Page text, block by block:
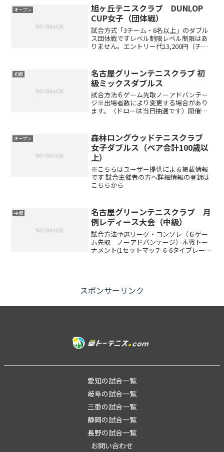
アド）（大会主催者側の判断で大会方法
の変更をする場合があります...
オープン
旭ヶ丘テニスクラブ DUNLOP
CUP女子（団体戦）
試合方式「3チーム・6名以上」のダブル
ス団体戦ですレベル制限レベル制限はあ
りません。エントリー代13,200円（チー
くご確認ください試合方式予選リーグ戦
後、順位別トーナ...
初級
名古屋グリーンテニスクラブ 初
級ミックスダブルス
試合方法６ゲーム先取ノーアドバンテー
ジ※出場者数により変更する場合があり
ます。（ドローは当日抽選です）開催時
れる場合は必ずご連絡お願い致します。
参加料会...
オープン
森林ロングウッドテニスクラブ
女子ダブルス（ペア合計100歳以
上）
※こちらはユーザー提供による掲載情報
です 試合主催者の方へ詳細情報の登録は
こちらから
中級
名古屋グリーンテニスクラブ 月
例レディース大会（中級）
試合方法予選リーグ・コンソレ（６ゲー
ム先取 ノーアドバンテージ）本戦トー
ナメント(1セットマッチ 6-6タイブレー
スポンサーリンク
愛知の試合一覧
岐阜の試合一覧
三重の試合一覧
静岡の試合一覧
長野の試合一覧
お問い合わせ